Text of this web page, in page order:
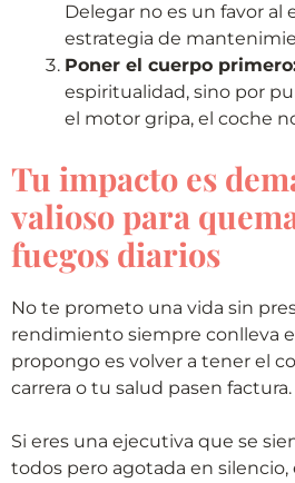
Delegar no es un favor al
estrategia de
Poner el cuerpo
espiritualidad, sino por
el motor gripa, el coche
Tu impacto es
valioso para
fuegos diarios
No te prometo una vida sin
rendimiento siempre conlleva
propongo es volver a tener el
carrera o tu salud pasen factura.
Si eres una ejecutiva que se
todos pero agotada en silencio,